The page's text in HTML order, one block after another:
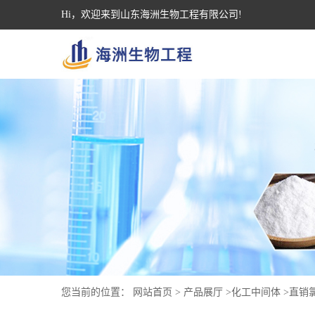
Hi，欢迎来到山东海洲生物工程有限公司!
您当前的位置： 网站首页 > 产品展厅 >化工中间体 > 直销